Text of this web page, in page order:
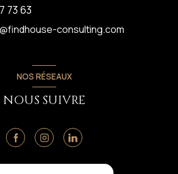
73 63
consulting.com
NOS RÉSEAUX
NOUS SUIVRE